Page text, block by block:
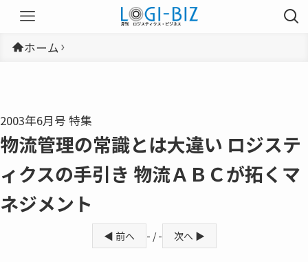
ホーム
2003年6月号 特集
物流管理の常識とは大違い ロジステ
ィクスの手引き 物流ＡＢＣが拓くマ
ネジメント
◀ 前へ - / - 次へ ▶